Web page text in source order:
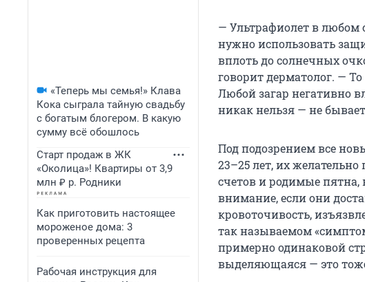
«Теперь мы семья!» Клава
Кока сыграла тайную свадьбу
с богатым блогером. В какую
сумму всё обошлось
Старт продаж в ЖК
«Околица»! Квартиры от 3,9
млн ₽ р. Родники
Как приготовить настоящее
мороженое дома: 3
проверенных рецепта
Рабочая инструкция для
— Ультрафиолет в любом
нужно использовать
вплоть до солнечных
говорит дерматолог. —
Любой загар негативно
никак нельзя — не
Под подозрением все
23–25 лет, их
счетов и родимые пятна,
внимание, если они
кровоточивость,
так называемом
примерно одинаковой
выделяющаяся — это